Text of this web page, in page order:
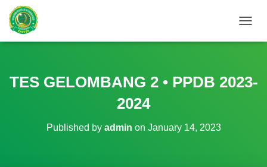
O
L
E
TES GELOMBANG 2 • PPDB 2023-
2024
Published by admin on January 14, 2023